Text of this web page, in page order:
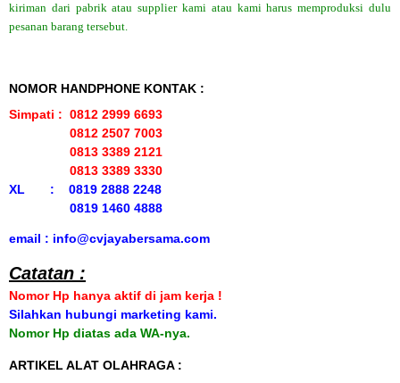
kiriman dari pabrik atau supplier kami atau kami harus memproduksi dulu
pesanan barang tersebut.
NOMOR HANDPHONE KONTAK :
Simpati : 0812 2999 6693
0812 2507 7003
0813 3389 2121
0813 3389 3330
XL : 0819 2888 2248
0819 1460 4888
email : info@cvjayabersama.com
Catatan :
Nomor Hp hanya aktif di jam kerja !
Silahkan hubungi marketing kami.
Nomor Hp diatas ada WA-nya.
ARTIKEL ALAT OLAHRAGA :